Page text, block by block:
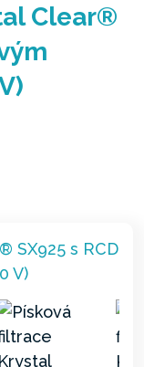
Clear®